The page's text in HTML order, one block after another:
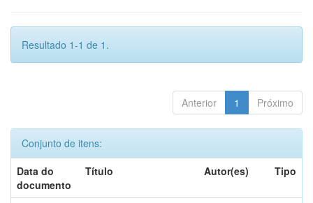
Resultado 1-1 de 1.
Anterior 1 Próximo
Conjunto de itens:
Data do
documento
Título Autor(es) Tipo